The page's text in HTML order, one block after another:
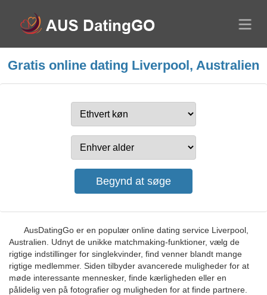
Gratis online dating Liverpool, Australien
AusDatingGo er en populær online dating service Liverpool,
Australien. Udnyt de unikke matchmaking-funktioner, vælg de
rigtige indstillinger for singlekvinder, find venner blandt mange
rigtige medlemmer. Siden tilbyder avancerede muligheder for at
møde interessante mennesker, finde kærligheden eller en
pålidelig ven på fotografier og muligheden for at finde partnere.